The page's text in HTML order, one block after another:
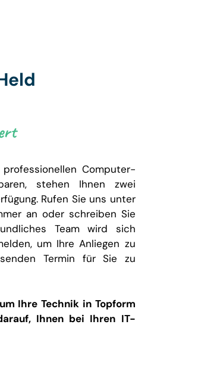
Computer-
stehen Ihnen zwei
Rufen Sie uns unter
an oder schreiben Sie
Team wird sich
um Ihre Anliegen zu
Termin für Sie zu
Ihre Technik in Topform
Ihnen bei Ihren IT-